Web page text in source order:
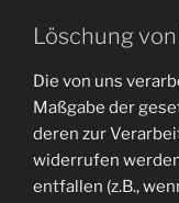
Löschung
Die von uns
Maßgabe der
deren zur
widerrufen
entfallen (z.B.,